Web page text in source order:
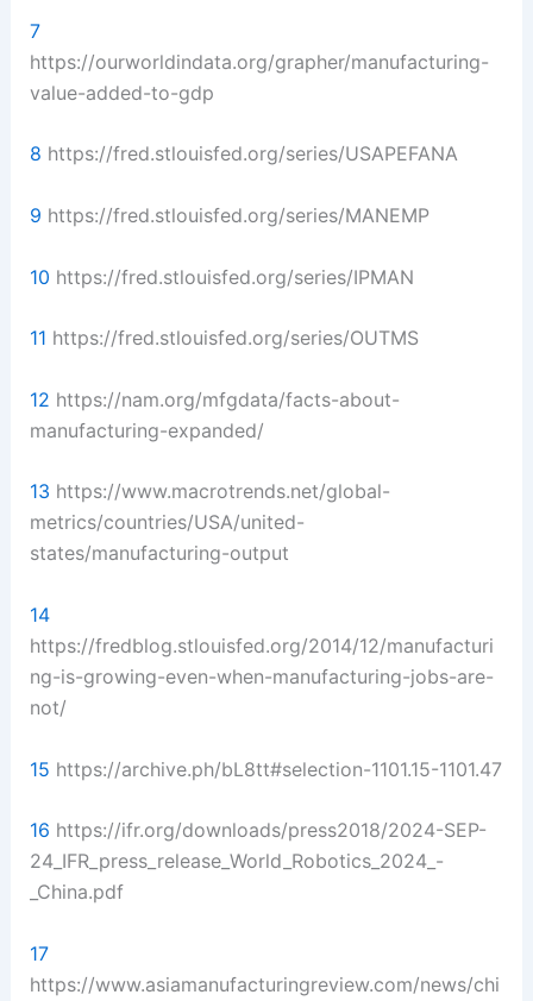
7
https://ourworldindata.org/grapher/manufacturing-
value-added-to-gdp
8 https://fred.stlouisfed.org/series/USAPEFANA
9 https://fred.stlouisfed.org/series/MANEMP
10 https://fred.stlouisfed.org/series/IPMAN
11 https://fred.stlouisfed.org/series/OUTMS
12 https://nam.org/mfgdata/facts-about-
manufacturing-expanded/
13 https://www.macrotrends.net/global-
metrics/countries/USA/united-
states/manufacturing-output
14
https://fredblog.stlouisfed.org/2014/12/manufacturi
ng-is-growing-even-when-manufacturing-jobs-are-
not/
15 https://archive.ph/bL8tt#selection-1101.15-1101.47
16 https://ifr.org/downloads/press2018/2024-SEP-
24_IFR_press_release_World_Robotics_2024_-
_China.pdf
17
https://www.asiamanufacturingreview.com/news/chi